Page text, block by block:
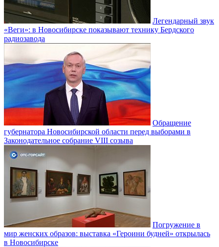
Легендарный звук
«Веги»: в Новосибирске показывают технику Бердского
радиозавода
Обращение
губернатора Новосибирской области перед выборами в
Законодательное собрание VIII созыва
Погружение в
мир женских образов: выставка «Героини будней» открылась
в Новосибирске